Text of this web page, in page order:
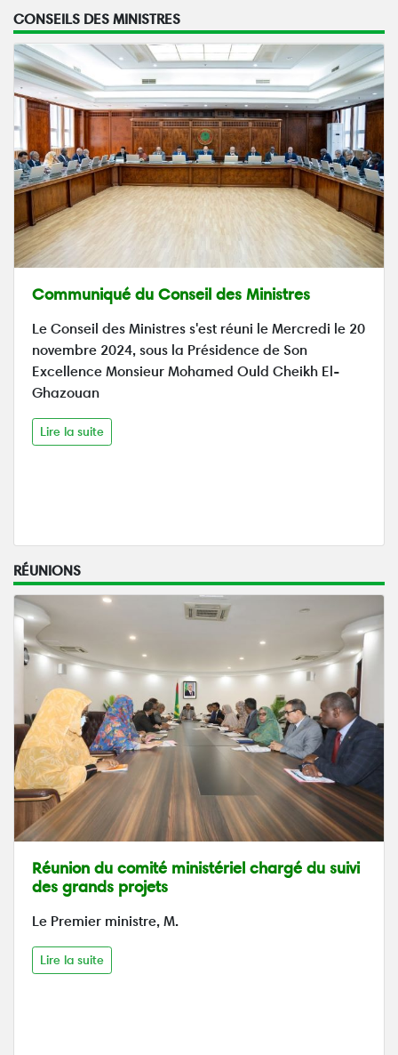
CONSEILS DES MINISTRES
Communiqué du Conseil des Ministres
Le Conseil des Ministres s'est réuni le Mercredi le 20
novembre 2024, sous la Présidence de Son
Excellence Monsieur Mohamed Ould Cheikh El-
Ghazouan
Lire la suite
RÉUNIONS
Réunion du comité ministériel chargé du suivi
des grands projets
Le Premier ministre, M.
Lire la suite